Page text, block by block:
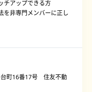
チアップできる方
を非専門メンバーに正し
台町16番17号 住友不動